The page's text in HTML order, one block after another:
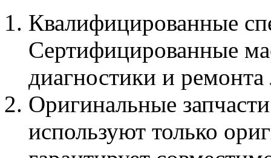
Квалифицированные
Сертифицированные
диагностики и
Оригинальные
используют только